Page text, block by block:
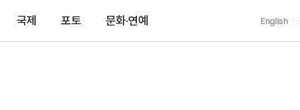
국제 포토 문화·연예 English